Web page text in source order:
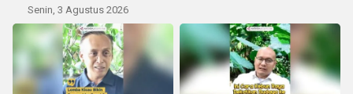
Senin, 3 Agustus 2026